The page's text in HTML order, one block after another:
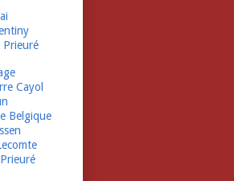
Prieuré
Cayol
Belgique